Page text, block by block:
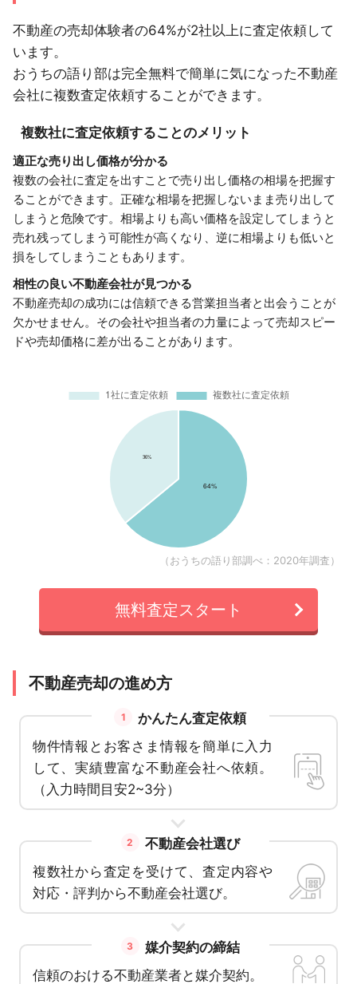
不動産の売却体験者の64%が2社以上に査定依頼して
います。
おうちの語り部は完全無料で簡単に気になった不動産
会社に複数査定依頼することができます。
複数社に査定依頼することのメリット
適正な売り出し価格が分かる
複数の会社に査定を出すことで売り出し価格の相場を把握す
ることができます。正確な相場を把握しないまま売り出して
しまうと危険です。相場よりも高い価格を設定してしまうと
売れ残ってしまう可能性が高くなり、逆に相場よりも低いと
損をしてしまうこともあります。
相性の良い不動産会社が見つかる
不動産売却の成功には信頼できる営業担当者と出会うことが
欠かせません。その会社や担当者の力量によって売却スピー
ドや売却価格に差が出ることがあります。
（おうちの語り部調べ：2020年調査）
無料査定スタート
不動産売却の進め方
1
かんたん査定依頼
物件情報とお客さま情報を簡単に入力
して、実績豊富な不動産会社へ依頼。
（入力時間目安2~3分）
2
不動産会社選び
複数社から査定を受けて、査定内容や
対応・評判から不動産会社選び。
3
媒介契約の締結
信頼のおける不動産業者と媒介契約。